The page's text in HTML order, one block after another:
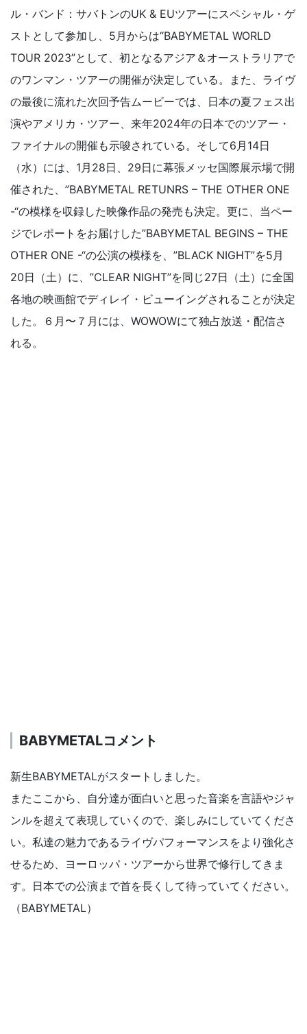
ル・バンド：サバトンのUK & EUツアーにスペシャル・ゲ
ストとして参加し、5月からは“BABYMETAL WORLD
TOUR 2023”として、初となるアジア＆オーストラリアで
のワンマン・ツアーの開催が決定している。また、ライヴ
の最後に流れた次回予告ムービーでは、日本の夏フェス出
演やアメリカ・ツアー、来年2024年の日本でのツアー・
ファイナルの開催も示唆されている。そして6月14日
（水）には、1月28日、29日に幕張メッセ国際展示場で開
催された、”BABYMETAL RETUNRS – THE OTHER ONE
-“の模様を収録した映像作品の発売も決定。更に、当ペー
ジでレポートをお届けした”BABYMETAL BEGINS – THE
OTHER ONE -“の公演の模様を、”BLACK NIGHT”を5月
20日（土）に、”CLEAR NIGHT”を同じ27日（土）に全国
各地の映画館でディレイ・ビューイングされることが決定
した。６月〜７月には、WOWOWにて独占放送・配信さ
れる。
BABYMETALコメント
新生BABYMETALがスタートしました。
またここから、自分達が面白いと思った音楽を言語やジャ
ンルを超えて表現していくので、楽しみにしていてくださ
い。私達の魅力であるライヴパフォーマンスをより強化さ
せるため、ヨーロッパ・ツアーから世界で修行してきま
す。日本での公演まで首を長くして待っていてください。
（BABYMETAL）